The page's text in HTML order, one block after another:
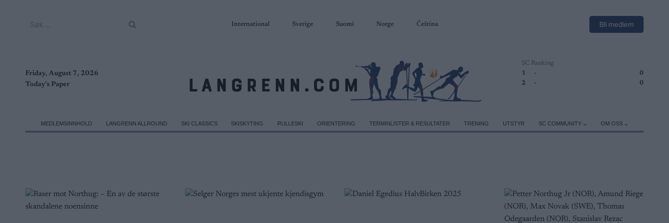
International Sverige Suomi Norge Čeština Bli medlem
Friday, August 7, 2026
Today's Paper
SC Ranking
1
-
0
2
- 0
MEDLEMSINNHOLD LANGRENN ALLROUND SKI CLASSICS SKISKYTING RULLESKI ORIENTERING TERMINLISTER & RESULTATER TRENING UTSTYR SC COMMUNITY OM OSS